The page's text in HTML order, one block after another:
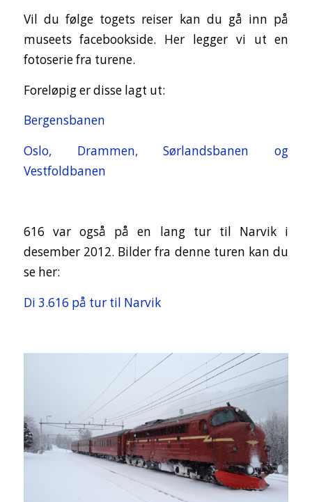
Vil du følge togets reiser kan du gå inn på
museets facebookside. Her legger vi ut en
fotoserie fra turene.
Foreløpig er disse lagt ut:
Bergensbanen
Oslo, Drammen, Sørlandsbanen og
Vestfoldbanen
616 var også på en lang tur til Narvik i
desember 2012. Bilder fra denne turen kan du
se her:
Di 3.616 på tur til Narvik